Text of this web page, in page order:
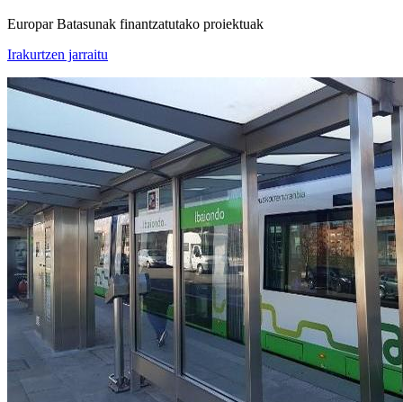
Europar Batasunak finantzatutako proiektuak
Irakurtzen jarraitu